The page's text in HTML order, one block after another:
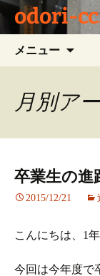
odori-
メニュー
ン
ッ
月別ア
卒業生の進
2015/12/21
こんにちは、1
今回は今年度で